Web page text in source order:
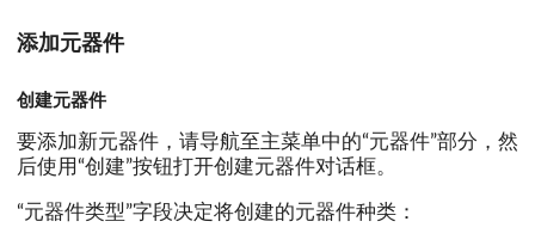
添加元器件
创建元器件
要添加新元器件，请导航至主菜单中的“元器件”部分，然
后使用“创建”按钮打开创建元器件对话框。
“元器件类型”字段决定将创建的元器件种类：